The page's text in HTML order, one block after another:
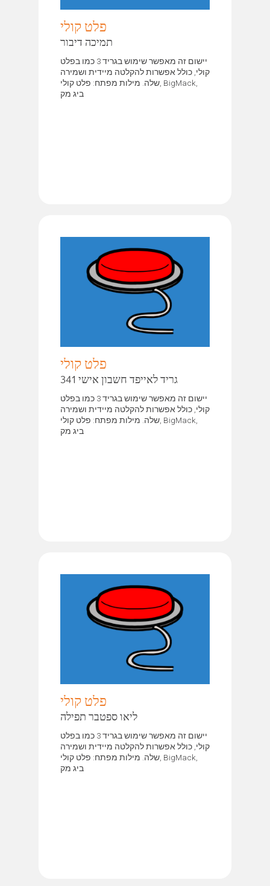
פלט קולי
תמיכה דיבור
יישום זה מאפשר שימוש בגריד 3 כמו בפלט
קולי, כולל אפשרות להקלטה מיידית ושמירה
שלה. מילות מפתח: פלט קולי, BigMack,
ביג מק
פלט קולי
גריד לאייפד חשבון אישי 341
יישום זה מאפשר שימוש בגריד 3 כמו בפלט
קולי, כולל אפשרות להקלטה מיידית ושמירה
שלה. מילות מפתח: פלט קולי, BigMack,
ביג מק
פלט קולי
ליאו ספטבר תפילה
יישום זה מאפשר שימוש בגריד 3 כמו בפלט
קולי, כולל אפשרות להקלטה מיידית ושמירה
שלה. מילות מפתח: פלט קולי, BigMack,
ביג מק